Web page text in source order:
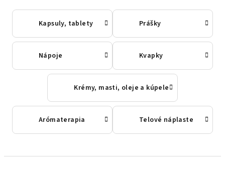
Kapsuly, tablety Prášky
Nápoje Kvapky
Krémy, masti, oleje a kúpele
Arómaterapia Telové náplaste